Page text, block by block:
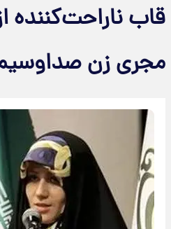
قاب ناراحت‌کننده
مجری زن